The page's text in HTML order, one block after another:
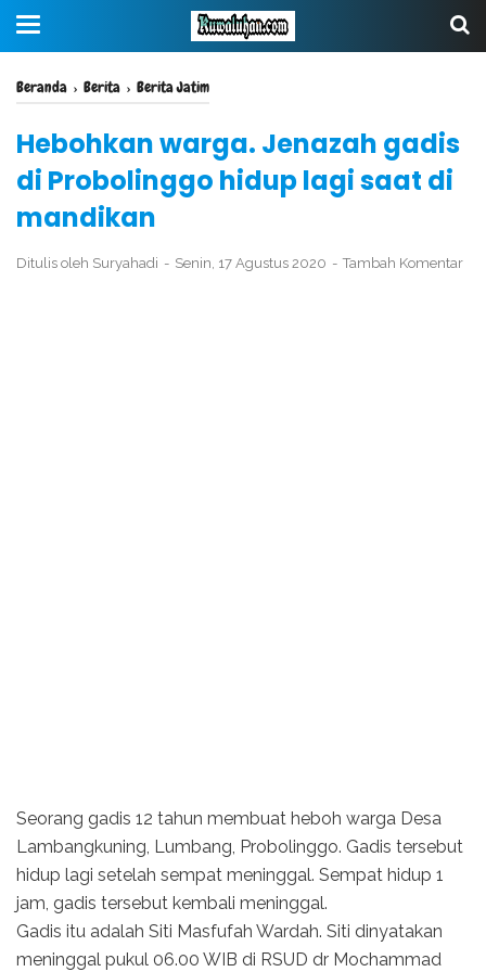
Beranda › Berita › Berita Jatim
Hebohkan warga. Jenazah gadis
di Probolinggo hidup lagi saat di
mandikan
Ditulis oleh Suryahadi Senin, 17 Agustus 2020 Tambah Komentar
Seorang gadis 12 tahun membuat heboh warga Desa
Lambangkuning, Lumbang, Probolinggo. Gadis tersebut
hidup lagi setelah sempat meninggal. Sempat hidup 1
jam, gadis tersebut kembali meninggal.
Gadis itu adalah Siti Masfufah Wardah. Siti dinyatakan
meninggal pukul 06.00 WIB di RSUD dr Mochammad